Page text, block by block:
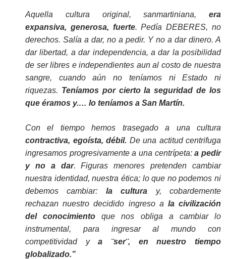
Aquella cultura original, sanmartiniana, era
expansiva, generosa, fuerte. Pedía DEBERES, no
derechos. Salía a dar, no a pedir. Y no a dar dinero. A
dar libertad, a dar independencia, a dar la posibilidad
de ser libres e independientes aun al costo de nuestra
sangre, cuando aún no teníamos ni Estado ni
riquezas. Teníamos por cierto la seguridad de los
que éramos y.… lo teníamos a San Martín.
Con el tiempo hemos trasegado a una cultura
contractiva, egoísta, débil. De una actitud centrifuga
ingresamos progresivamente a una centrípeta:a pedir
y no a dar. Figuras menores pretenden cambiar
nuestra identidad, nuestra ética; lo que no podemos ni
debemos cambiar: la cultura y, cobardemente
rechazan nuestro decidido ingreso a la civilización
del conocimiento que nos obliga a cambiar lo
instrumental, para ingresar al mundo con
competitividad ya ¨ser¨, en nuestro tiempo
globalizado.”